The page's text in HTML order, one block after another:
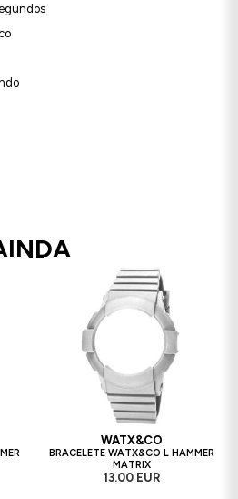
WATX&CO
BRACELETE WATX&CO L HAMMER
MATRIX
13.00 EUR